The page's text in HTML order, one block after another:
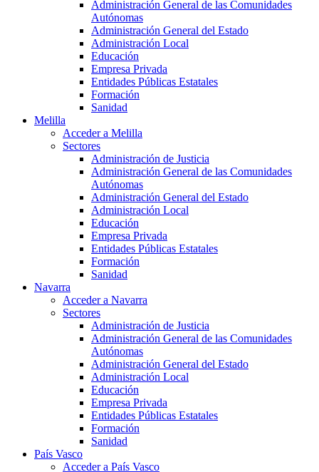
Administración General de las Comunidades
Autónomas
Administración General del Estado
Administración Local
Educación
Empresa Privada
Entidades Públicas Estatales
Formación
Sanidad
Melilla
Acceder a Melilla
Sectores
Administración de Justicia
Administración General de las Comunidades
Autónomas
Administración General del Estado
Administración Local
Educación
Empresa Privada
Entidades Públicas Estatales
Formación
Sanidad
Navarra
Acceder a Navarra
Sectores
Administración de Justicia
Administración General de las Comunidades
Autónomas
Administración General del Estado
Administración Local
Educación
Empresa Privada
Entidades Públicas Estatales
Formación
Sanidad
País Vasco
Acceder a País Vasco